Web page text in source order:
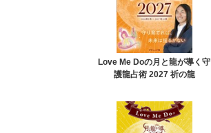
Love Me Doの月と龍が導く守
護龍占術 2027 祈の龍